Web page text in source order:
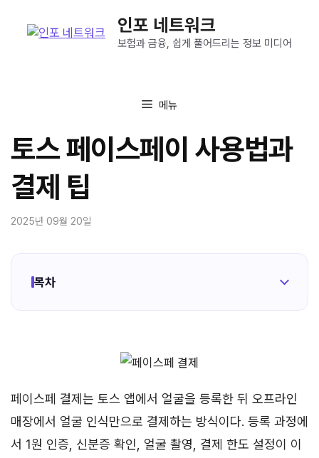
인포 네트워크
보험과 금융, 쉽게 풀어드리는 정보 미디어
메뉴
토스 페이스페이 사용법과
결제 팁
2025년 09월 20일
목차
페이스페 결제는 토스 앱에서 얼굴을 등록한 뒤 오프라인
매장에서 얼굴 인식만으로 결제하는 방식이다. 등록 과정에
서 1원 인증, 신분증 확인, 얼굴 촬영, 결제 한도 설정이 이